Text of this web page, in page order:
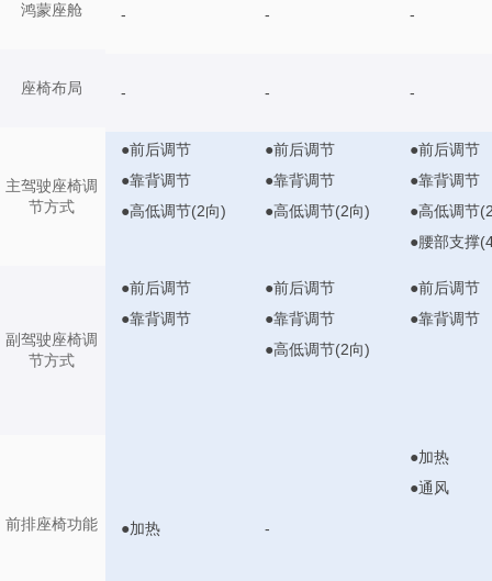
鸿蒙座舱
座椅布局
主驾驶座椅调
节方式
副驾驶座椅调
节方式
前排座椅功能
- - -
- - -
●前后调节
●靠背调节
●高低调节(2向)
●前后调节
●靠背调节
●高低调节(2向)
●前后调节
●靠背调节
●高低调节
●腰部支撑
●前后调节
●靠背调节
●前后调节
●靠背调节
●高低调节(2向)
●前后调节
●靠背调节
●加热 -
●加热
●通风